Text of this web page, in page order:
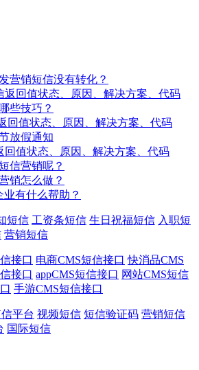
营销短信没有转化？
返回值状态、原因、解决方案、代码
些技巧？
回值状态、原因、解决方案、代码
放假通知
回值状态、原因、解决方案、代码
信营销呢？
销怎么做？
有什么帮助？
短信 工资条短信 生日祝福短信 入职短
营销短信
接口 电商CMS短信接口 快消品CMS
接口 appCMS短信接口 网站CMS短信
手游CMS短信接口
平台 视频短信 短信验证码 营销短信
国际短信